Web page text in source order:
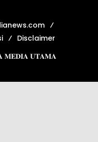
Disclaimer
𝐌𝐄𝐃𝐈𝐀 𝐔𝐓𝐀𝐌𝐀